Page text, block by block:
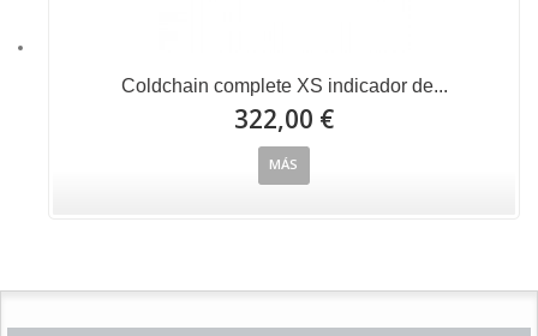
Coldchain complete XS indicador de...
322,00 €
MÁS